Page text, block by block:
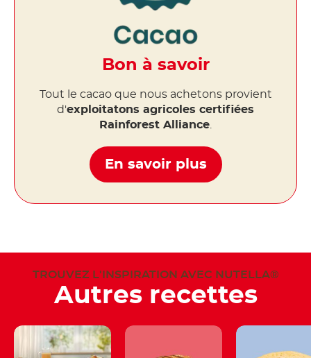
Bon à savoir
Tout le cacao que nous achetons provient
d'exploitatons agricoles certifiées
Rainforest Alliance
En savoir plus
TROUVEZ L'INSPIRATION AVEC NUTELLA®
Autres recettes